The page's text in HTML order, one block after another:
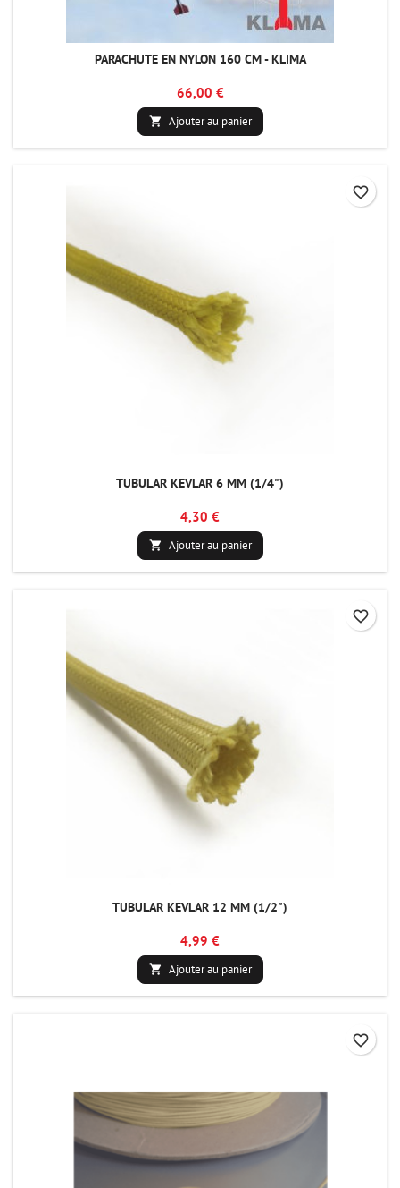
PARACHUTE EN NYLON 160 CM - KLIMA
66,00 €
 Ajouter au panier
TUBULAR KEVLAR 6 MM (1/4")
4,30 €
 Ajouter au panier
favorite_border
TUBULAR KEVLAR 12 MM (1/2")
4,99 €
 Ajouter au panier
favorite_border
favorite_border